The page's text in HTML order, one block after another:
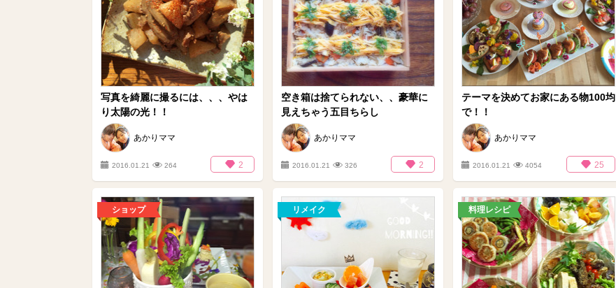
写真を綺麗に撮るには、、、やは
り太陽の光！！
あかりママ
2016.01.21 264 2
空き箱は捨てられない、、豪華に
見えちゃう五目ちらし
あかりママ
2016.01.21 326 2
テーマを決めてお家にある物100均
で！！
あかりママ
2016.01.21 4054 25
ショップ リメイク 料理レシピ